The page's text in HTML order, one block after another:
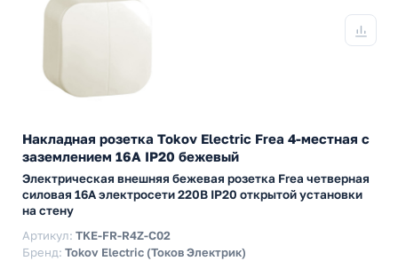
Накладная розетка Tokov Electric Frea 4-местная с
заземлением 16А IP20 бежевый
Электрическая внешняя бежевая розетка Frea четверная
силовая 16А электросети 220В IP20 открытой установки
на стену
Артикул: TKE-FR-R4Z-C02
Бренд: Tokov Electric (Токов Электрик)